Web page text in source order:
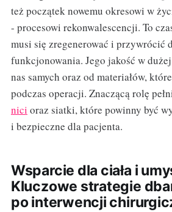
też początek nowemu okresowi w
- procesowi rekonwalescencji. To
musi się zregenerować i przywrócić
funkcjonowania. Jego jakość w
nas samych oraz od materiałów,
podczas operacji. Znaczącą rolę
nici oraz siatki, które powinny być
i bezpieczne dla pacjenta.
Wsparcie dla ciała i
Kluczowe strategie
po interwencji